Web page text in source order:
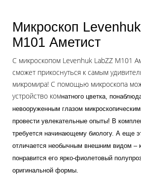
Микроскоп
M101 Аметист
С микроскопом Levenhuk LabZZ M101
сможет прикоснуться к самым
микромира! С помощью микроскопа
устройство комнатного цветка,
невооруженным глазом
провести увлекательные опыты! В
требуется начинающему биологу. А еще
отличается необычным внешним видом –
понравится его ярко-фиолетовый
оригинальной формы.